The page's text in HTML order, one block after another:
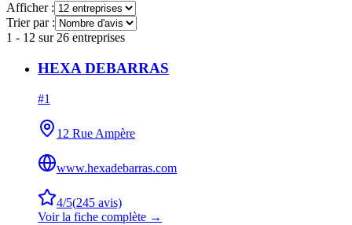
Afficher :
Trier par :
1 - 12 sur 26 entreprises
HEXA DEBARRAS
#1
12 Rue Ampère
www.hexadebarras.com
4/5(245 avis)
Voir la fiche complète →